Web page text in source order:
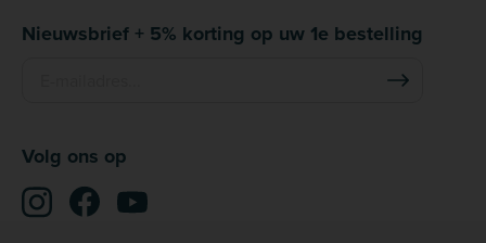
Nieuwsbrief + 5% korting op uw 1e bestelling
Volg ons op